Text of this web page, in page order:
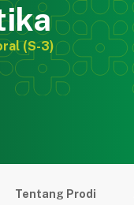
(S-3)
Tentang Prodi